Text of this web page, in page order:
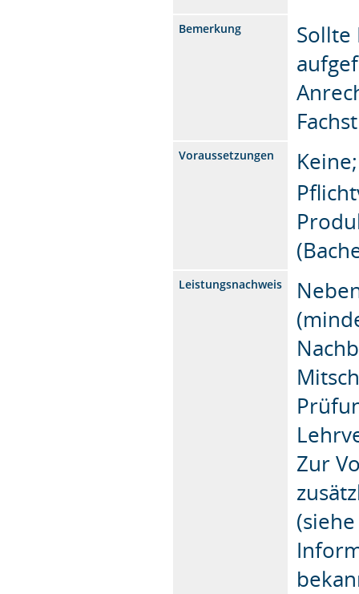
Bemerkung
Sollte
Voraussetzungen
Keine;
Leistungsnachweis
Zur